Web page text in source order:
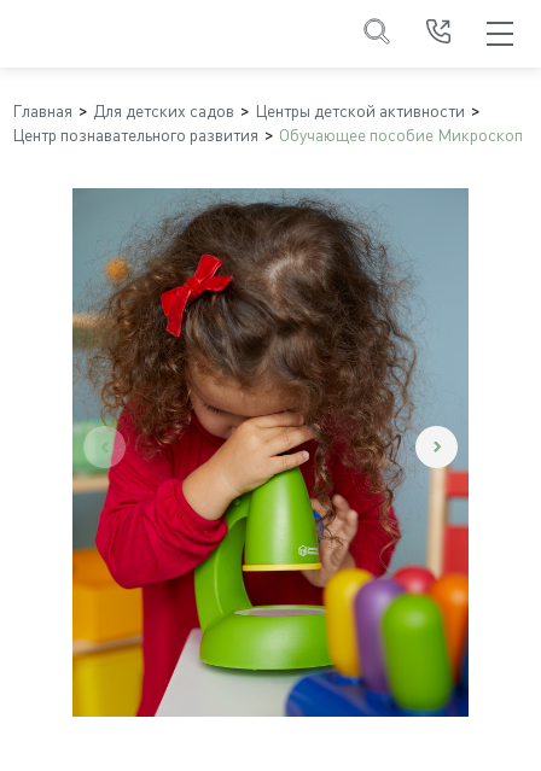
Главная Для детских садов
Центры детской активности
Центр познавательного развития
Обучающее пособие Микроскоп